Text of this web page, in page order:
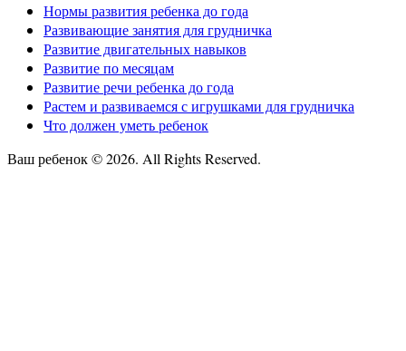
Нормы развития ребенка до года
Развивающие занятия для грудничка
Развитие двигательных навыков
Развитие по месяцам
Развитие речи ребенка до года
Растем и развиваемся с игрушками для грудничка
Что должен уметь ребенок
Ваш ребенок © 2026. All Rights Reserved.